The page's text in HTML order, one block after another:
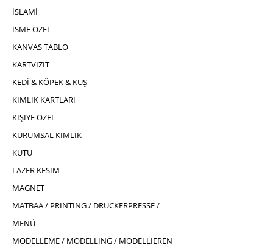
İSLAMİ
İSME ÖZEL
KANVAS TABLO
KARTVIZIT
KEDİ & KÖPEK & KUŞ
KIMLIK KARTLARI
KIŞIYE ÖZEL
KURUMSAL KIMLIK
KUTU
LAZER KESIM
MAGNET
MATBAA / PRINTING / DRUCKERPRESSE /
MENÜ
MODELLEME / MODELLING / MODELLIEREN